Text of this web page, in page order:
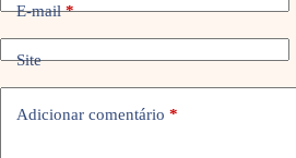
E-mail*
Site
Adicionar comentário *